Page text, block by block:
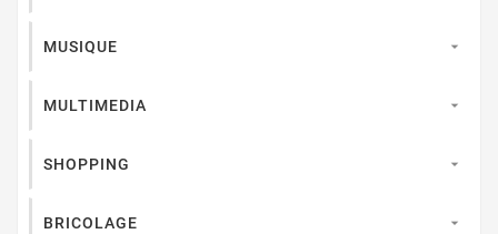
MUSIQUE 
MULTIMEDIA 
SHOPPING 
BRICOLAGE 